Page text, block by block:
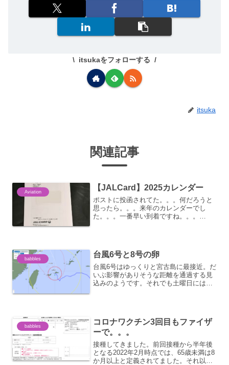
itsukaをフォローする
itsuka
関連記事
Aviation 【JALCard】2025カレンダー
ポストに投函されてた。。。何だろうと
思ったら。。。来年のカレンダーでし
た。。。一番早い到着ですね。。。
ね。。。そーいやJALの...
babbles 台風6号と8号の卵
台風6号はゆっくりと宮古島に最接近。だ
いぶ影響がありそうな距離を通過する見
込みのようです。それでも土曜日には空
babbles
コロナワクチン3回目もファイザ
ーで。。。
接種してきました。前回接種から半年後
となる2022年2月時点では、65歳未満は8
か月以上と定義されてました。それ以降